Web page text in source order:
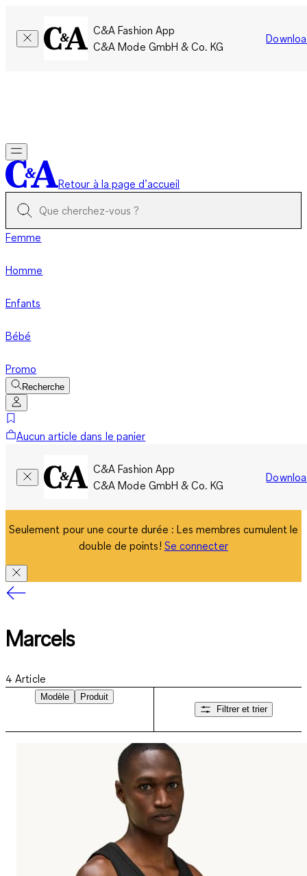
C&A Fashion App
C&A Mode GmbH & Co. KG
Retour à la page d’accueil
Femme
Homme
Enfants
Bébé
Promo
Recherche
Aucun article dans le panier
C&A Fashion App
C&A Mode GmbH & Co. KG
Seulement pour une courte durée : Les membres cumulent le
double de points! Se connecter
Marcels
4 Article
Modèle
Produit
Filtrer et trier